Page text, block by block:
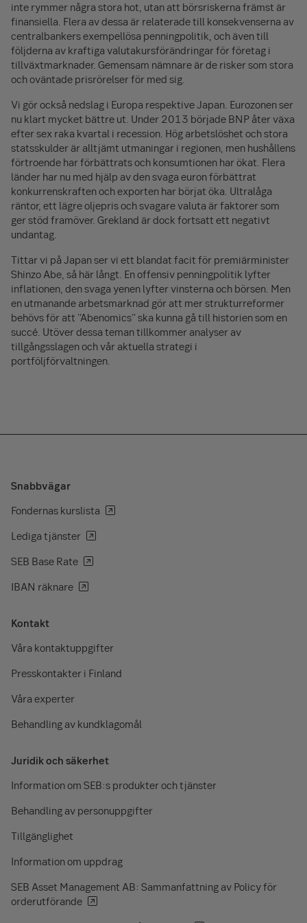
inte rymmer några stora hot, utan att börsriskerna främst är
finansiella. Flera av dessa är relaterade till konsekvenserna av
centralbankers exempellösa penningpolitik, och även till
följderna av kraftiga valutakursförändringar för företag i
tillväxtmarknader. Gemensam nämnare är de risker som stora
och oväntade prisrörelser för med sig.
Vi gör också nedslag i Europa respektive Japan. Eurozonen ser
nu klart mycket bättre ut. Under 2013 började BNP åter växa
efter sex raka kvartal i recession. Hög arbetslöshet och stora
statsskulder är alltjämt utmaningar i regionen, men hushållens
förtroende har förbättrats och konsumtionen har ökat. Flera
länder har nu med hjälp av den svaga euron förbättrat
konkurrenskraften och exporten har börjat öka. Ultralåga
räntor, ett lägre oljepris och svagare valuta är faktorer som
ger stöd framöver. Grekland är dock fortsatt ett negativt
undantag.
Tittar vi på Japan ser vi ett blandat facit för premiärminister
Shinzo Abe, så här långt. En offensiv penningpolitik lyfter
inflationen, den svaga yenen lyfter vinsterna och börsen. Men
en utmanande arbetsmarknad gör att mer strukturreformer
behövs för att "Abenomics" ska kunna gå till historien som en
succé. Utöver dessa teman tillkommer analyser av
tillgångsslagen och vår aktuella strategi i
portföljförvaltningen.
Snabbvägar
Fondernas kurslista
Lediga tjänster
SEB Base Rate
IBAN räknare
Kontakt
Våra kontaktuppgifter
Presskontakter i Finland
Våra experter
Behandling av kundklagomål
Juridik och säkerhet
Information om SEB:s produkter och tjänster
Behandling av personuppgifter
Tillgänglighet
Information om uppdrag
SEB Asset Management AB: Sammanfattning av Policy för
orderutförande